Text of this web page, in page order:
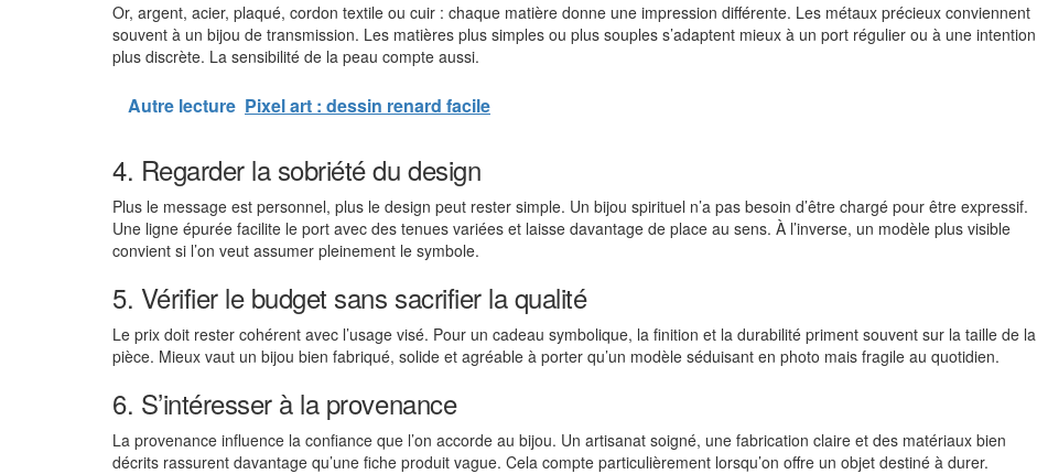
Or, argent, acier, plaqué, cordon textile ou cuir : chaque matière donne une impression différente. Les métaux précieux conviennent
souvent à un bijou de transmission. Les matières plus simples ou plus souples s’adaptent mieux à un port régulier ou à une intention
plus discrète. La sensibilité de la peau compte aussi.
Autre lecture Pixel art : dessin renard facile
4. Regarder la sobriété du design
Plus le message est personnel, plus le design peut rester simple. Un bijou spirituel n’a pas besoin d’être chargé pour être expressif.
Une ligne épurée facilite le port avec des tenues variées et laisse davantage de place au sens. À l’inverse, un modèle plus visible
convient si l’on veut assumer pleinement le symbole.
5. Vérifier le budget sans sacrifier la qualité
Le prix doit rester cohérent avec l’usage visé. Pour un cadeau symbolique, la finition et la durabilité priment souvent sur la taille de la
pièce. Mieux vaut un bijou bien fabriqué, solide et agréable à porter qu’un modèle séduisant en photo mais fragile au quotidien.
6. S’intéresser à la provenance
La provenance influence la confiance que l’on accorde au bijou. Un artisanat soigné, une fabrication claire et des matériaux bien
décrits rassurent davantage qu’une fiche produit vague. Cela compte particulièrement lorsqu’on offre un objet destiné à durer.